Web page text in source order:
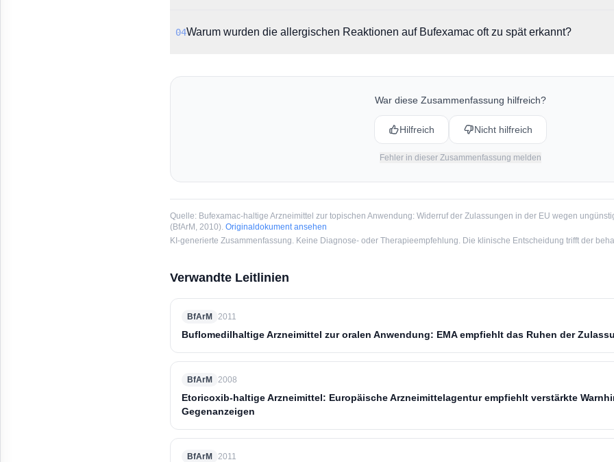
Behandlung sollte laut EMA auf eine geeignete alternative Therapie umgestellt werden.
04Warum wurden die allergischen Reaktionen auf Bufexamac oft zu spät erkannt?
(wie Rötung und Juckreiz bei Ekzemen) sehr ähnlich sind. Dies erschwerte die Unterscheidung
War diese Zusammenfassung hilfreich?
Hilfreich Nicht hilfreich
Fehler in dieser Zusammenfassung melden
Quelle: Bufexamac-haltige Arzneimittel zur topischen Anwendung: Widerruf der Zulassungen in der EU wegen
(BfArM , 2010). Originaldokument ansehen
KI-generierte Zusammenfassung. Keine Diagnose- oder Therapieempfehlung. Die klinische Entscheidung trifft der
Verwandte Leitlinien
BfArM 2011
Buflomedilhaltige Arzneimittel zur oralen Anwendung: EMA empfiehlt das Ruhen der
BfArM 2008
Etoricoxib-haltige Arzneimittel: Europäische Arzneimittelagentur empfiehlt verstärkte
Gegenanzeigen
BfArM 2011